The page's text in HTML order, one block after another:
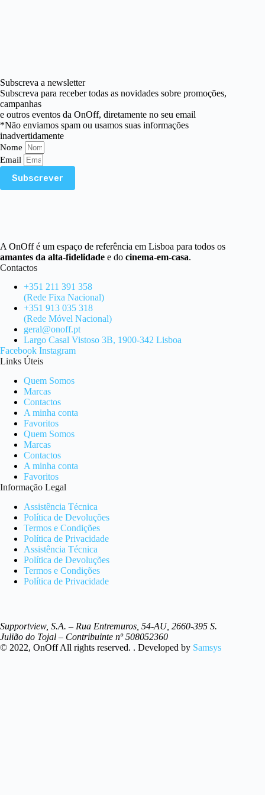
Subscreva a newsletter
Subscreva para receber todas as novidades sobre promoções,
campanhas
e outros eventos da OnOff, diretamente no seu email
*Não enviamos spam ou usamos suas informações
inadvertidamente
Nome
Email
Subscrever
A OnOff é um espaço de referência em Lisboa para todos os
amantes da alta-fidelidade e do cinema-em-casa.
Contactos
+351 211 391 358
(Rede Fixa Nacional)
+351 913 035 318
(Rede Móvel Nacional)
geral@onoff.pt
Largo Casal Vistoso 3B, 1900-342 Lisboa
Facebook Instagram
Links Úteis
Quem Somos
Marcas
Contactos
A minha conta
Favoritos
Quem Somos
Marcas
Contactos
A minha conta
Favoritos
Informação Legal
Assistência Técnica
Política de Devoluções
Termos e Condições
Política de Privacidade
Assistência Técnica
Política de Devoluções
Termos e Condições
Política de Privacidade
Supportview, S.A. – Rua Entremuros, 54-AU, 2660-395 S.
Julião do Tojal – Contribuinte nº 508052360
© 2022, OnOff All rights reserved. . Developed by Samsys